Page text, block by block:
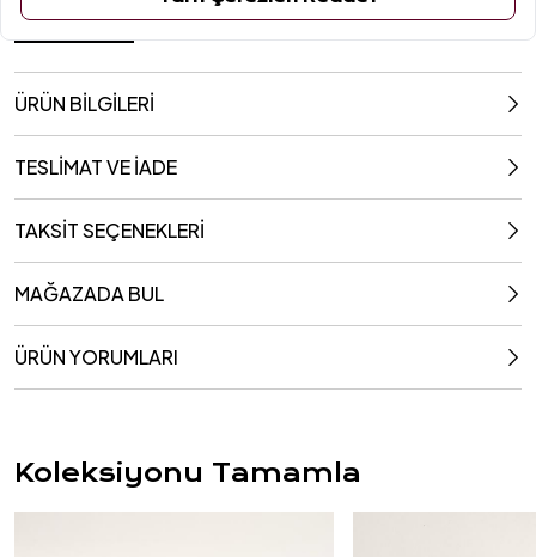
3x20x0.2 Cm
ÜRÜN BİLGİLERİ
TESLİMAT VE İADE
TAKSİT SEÇENEKLERİ
MAĞAZADA BUL
ÜRÜN YORUMLARI
Koleksiyonu Tamamla